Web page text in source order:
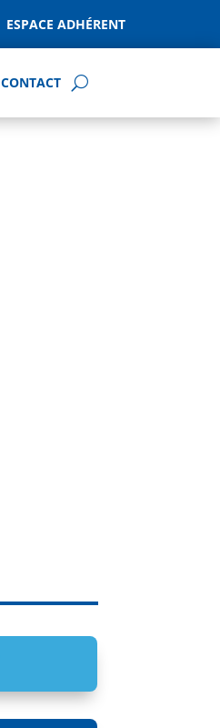
ESPACE ADHÉRENT
CONTACT